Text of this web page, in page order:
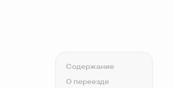
Содержание
О переезде